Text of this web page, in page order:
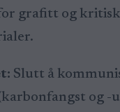
grafitt og
Slutt å
og -